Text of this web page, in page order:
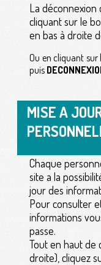
La déconnexion
cliquant sur le
en bas à droite
Ou en cliquant sur
puis
MISE A
Chaque
site a la
jour des
Pour consulter
informations
passe.
Tout en haut de
droite), cliquez